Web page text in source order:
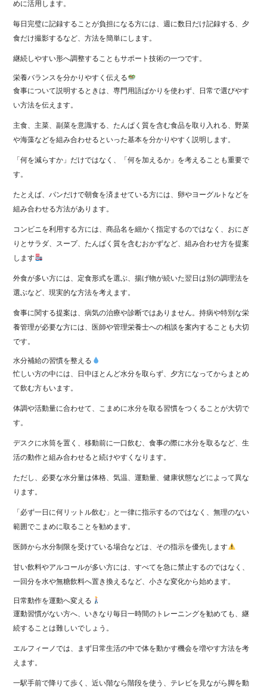
めに活用します。
毎日完璧に記録することが負担になる方には、週に数日だけ記録する、夕
食だけ撮影するなど、方法を簡単にします。
継続しやすい形へ調整することもサポート技術の一つです。
栄養バランスを分かりやすく伝える
食事について説明するときは、専門用語ばかりを使わず、日常で選びやす
い方法を伝えます。
主食、主菜、副菜を意識する、たんぱく質を含む食品を取り入れる、野菜
や海藻などを組み合わせるといった基本を分かりやすく説明します。
「何を減らすか」だけではなく、「何を加えるか」を考えることも重要で
す。
たとえば、パンだけで朝食を済ませている方には、卵やヨーグルトなどを
組み合わせる方法があります。
コンビニを利用する方には、商品名を細かく指定するのではなく、おにぎ
りとサラダ、スープ、たんぱく質を含むおかずなど、組み合わせ方を提案
します
外食が多い方には、定食形式を選ぶ、揚げ物が続いた翌日は別の調理法を
選ぶなど、現実的な方法を考えます。
食事に関する提案は、病気の治療や診断ではありません。持病や特別な栄
養管理が必要な方には、医師や管理栄養士への相談を案内することも大切
です。
水分補給の習慣を整える
忙しい方の中には、日中ほとんど水分を取らず、夕方になってからまとめ
て飲む方もいます。
体調や活動量に合わせて、こまめに水分を取る習慣をつくることが大切で
す。
デスクに水筒を置く、移動前に一口飲む、食事の際に水分を取るなど、生
活の動作と組み合わせると続けやすくなります。
ただし、必要な水分量は体格、気温、運動量、健康状態などによって異な
ります。
「必ず一日に何リットル飲む」と一律に指示するのではなく、無理のない
範囲でこまめに取ることを勧めます。
医師から水分制限を受けている場合などは、その指示を優先します
甘い飲料やアルコールが多い方には、すべてを急に禁止するのではなく、
一回分を水や無糖飲料へ置き換えるなど、小さな変化から始めます。
日常動作を運動へ変える
運動習慣がない方へ、いきなり毎日一時間のトレーニングを勧めても、継
続することは難しいでしょう。
エルフィーノでは、まず日常生活の中で体を動かす機会を増やす方法を考
えます。
一駅手前で降りて歩く、近い階なら階段を使う、テレビを見ながら脚を動